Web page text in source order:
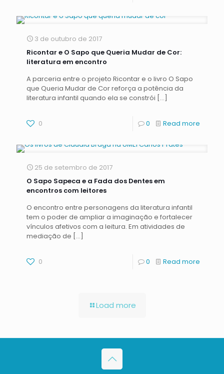
3 de outubro de 2017
Ricontar e O Sapo que Queria Mudar de Cor:
literatura em encontro
A parceria entre o projeto Ricontar e o livro O Sapo
que Queria Mudar de Cor reforça a potência da
literatura infantil quando ela se constrói […]
0 0 Read more
25 de setembro de 2017
O Sapo Sapeca e a Fada dos Dentes em
encontros com leitores
O encontro entre personagens da literatura infantil
tem o poder de ampliar a imaginação e fortalecer
vínculos afetivos com a leitura. Em atividades de
mediação de […]
0 0 Read more
Load more